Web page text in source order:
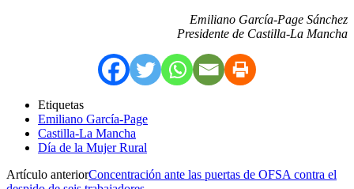
Emiliano García-Page Sánchez
Presidente de Castilla-La Mancha
Etiquetas
Emiliano García-Page
Castilla-La Mancha
Día de la Mujer Rural
Artículo anteriorConcentración ante las puertas de OFSA contra el